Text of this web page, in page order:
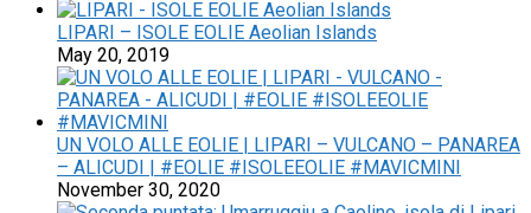
LIPARI – ISOLE EOLIE Aeolian Islands
May 20, 2019
UN VOLO ALLE EOLIE | LIPARI – VULCANO – PANAREA
– ALICUDI | #EOLIE #ISOLEEOLIE #MAVICMINI
November 30, 2020